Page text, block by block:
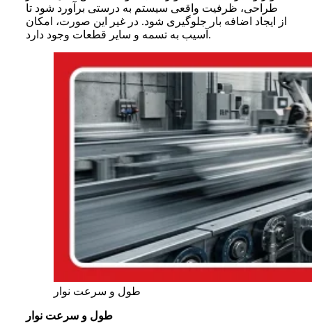
طراحی، ظرفیت واقعی سیستم به درستی برآورد شود تا
از ایجاد اضافه بار جلوگیری شود. در غیر این صورت، امکان
آسیب به تسمه و سایر قطعات وجود دارد.
طول و سرعت نوار
طول و سرعت نوار